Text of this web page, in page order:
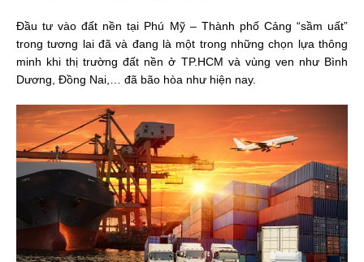
Đầu tư vào đất nền tại Phú Mỹ – Thành phố Cảng “sầm uất”
trong tương lai đã và đang là một trong những chọn lựa thông
minh khi thị trường đất nền ở TP.HCM và vùng ven như Bình
Dương, Đồng Nai,… đã bão hòa như hiện nay.